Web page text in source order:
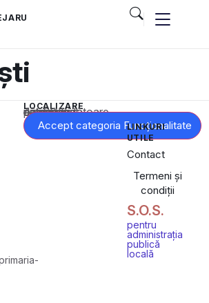
LOCALIZARE
Acest conținut este blocat până când acceptați categoria corespunzătoare de cookie-uri.
Accept categoria Funcționalitate
LINKURI
UTILE
Contact
Termeni și
condiții
S.O.S.
pentru
administrația
publică
locală